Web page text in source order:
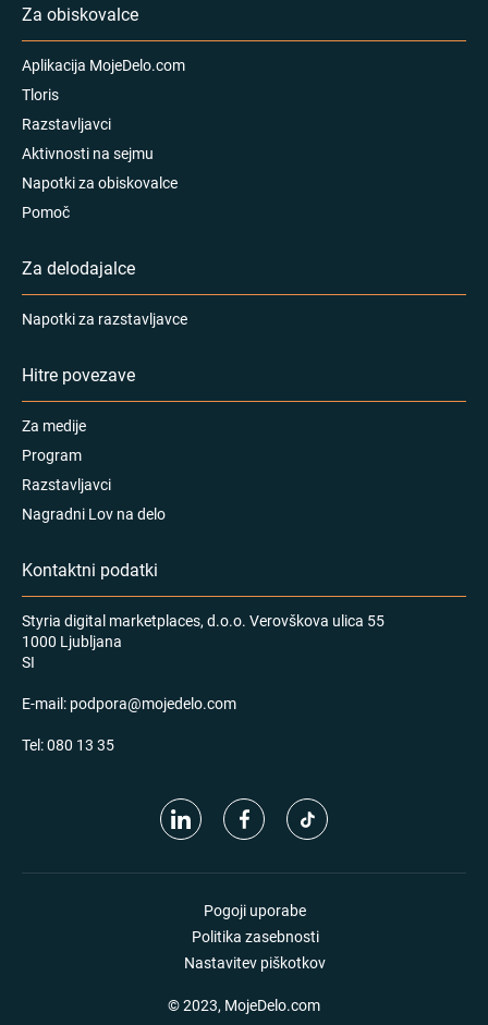
Za obiskovalce
Aplikacija MojeDelo.com
Tloris
Razstavljavci
Aktivnosti na sejmu
Napotki za obiskovalce
Pomoč
Za delodajalce
Napotki za razstavljavce
Hitre povezave
Za medije
Program
Razstavljavci
Nagradni Lov na delo
Kontaktni podatki
Styria digital marketplaces, d.o.o. Verovškova ulica 55
1000 Ljubljana
SI
E-mail: podpora@mojedelo.com
Tel:080 13 35
Pogoji uporabe
Politika zasebnosti
Nastavitev piškotkov
© 2023, MojeDelo.com